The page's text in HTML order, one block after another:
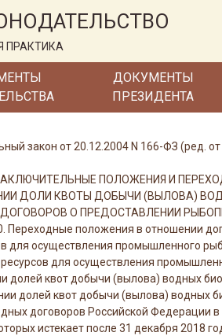
ПРАКТИКА
ДОКУМЕНТЫ
ПРЕЗИДЕНТА
закон от 20.12.2004 N 166-ФЗ (ред.
ЗАКЛЮЧИТЕЛЬНЫЕ ПОЛОЖЕНИЯ И
ДОЛИ КВОТЫ ДОБЫЧИ (ВЫЛОВА)
О ПРЕДОСТАВЛЕНИИ
Переходные положения в отношении
для осуществления промышленного
для осуществления
долей квот добычи (вылова) водных
долей квот добычи (вылова) водных
договоров Российской Федерации в
истекает после 31 декабря 2018